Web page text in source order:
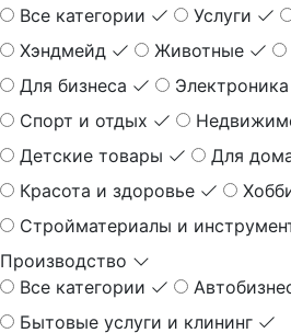
Все категории
Услуги
Хэндмейд
Животные
Для бизнеса
Электроника
Спорт и отдых
Детские товары
Для
Красота и здоровье
Стройматериалы и
Производство
Все категории
Бытовые услуги и клининг